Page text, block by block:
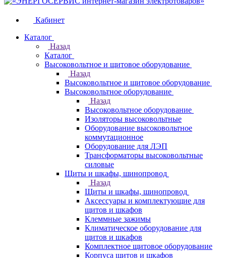
Кабинет
Каталог
Назад
Каталог
Высоковольтное и щитовое оборудование
Назад
Высоковольтное и щитовое оборудование
Высоковольтное оборудование
Назад
Высоковольтное оборудование
Изоляторы высоковольтные
Оборудование высоковольтное
коммутационное
Оборудование для ЛЭП
Трансформаторы высоковольтные
силовые
Щиты и шкафы, шинопровод
Назад
Щиты и шкафы, шинопровод
Аксессуары и комплектующие для
щитов и шкафов
Клеммные зажимы
Климатическое оборудование для
щитов и шкафов
Комплектное щитовое оборудование
Корпуса щитов и шкафов